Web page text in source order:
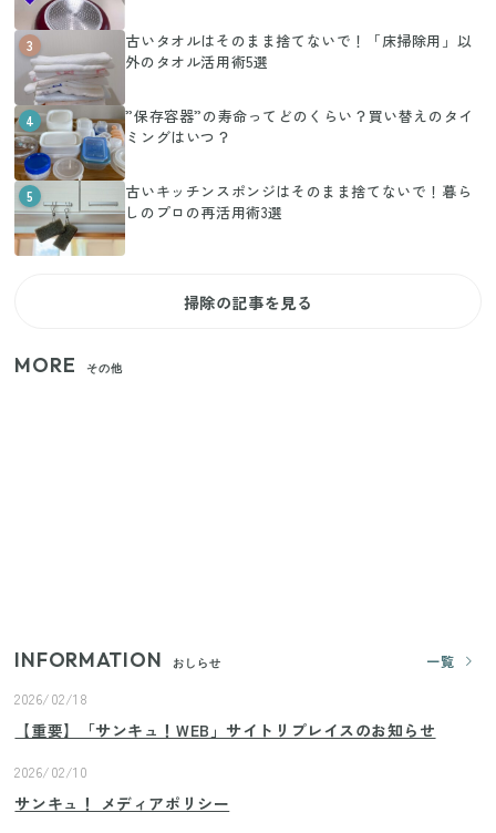
3
古いタオルはそのまま捨てないで！「床掃除用」以
外のタオル活用術5選
4
”保存容器”の寿命ってどのくらい？買い替えのタイ
ミングはいつ？
5
古いキッチンスポンジはそのまま捨てないで！暮ら
しのプロの再活用術3選
掃除の記事を見る
MORE その他
INFORMATION おしらせ
一覧
2026/02/18
【重要】「サンキュ！WEB」サイトリプレイスのお知らせ
2026/02/10
サンキュ！ メディアポリシー